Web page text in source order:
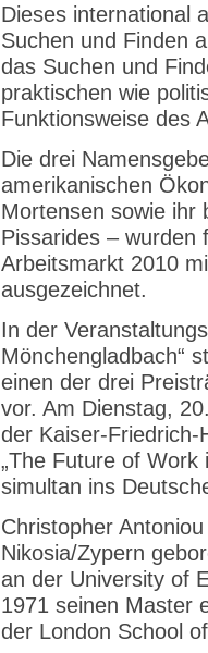
Dieses international
Suchen und Finden
das Suchen und
praktischen wie
Funktionsweise des
Die drei
amerikanischen
Mortensen sowie ihr
Pissarides – wurden
Arbeitsmarkt 2010
ausgezeichnet.
In der
Mönchengladbach“
einen der drei
vor. Am Dienstag,
der Kaiser-
„The Future of Work
simultan ins
Christopher
Nikosia/Zypern
an der University of
1971 seinen Master
der London School